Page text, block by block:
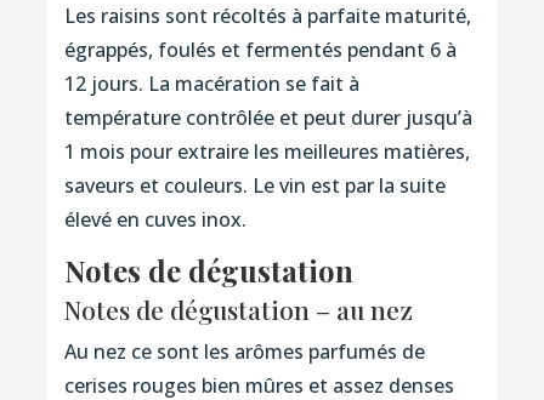
Les raisins sont récoltés à parfaite maturité,
égrappés, foulés et fermentés pendant 6 à
12 jours. La macération se fait à
température contrôlée et peut durer jusqu’à
1 mois pour extraire les meilleures matières,
saveurs et couleurs. Le vin est par la suite
élevé en cuves inox.
Notes de dégustation
Notes de dégustation – au nez
Au nez ce sont les arômes parfumés de
cerises rouges bien mûres et assez denses